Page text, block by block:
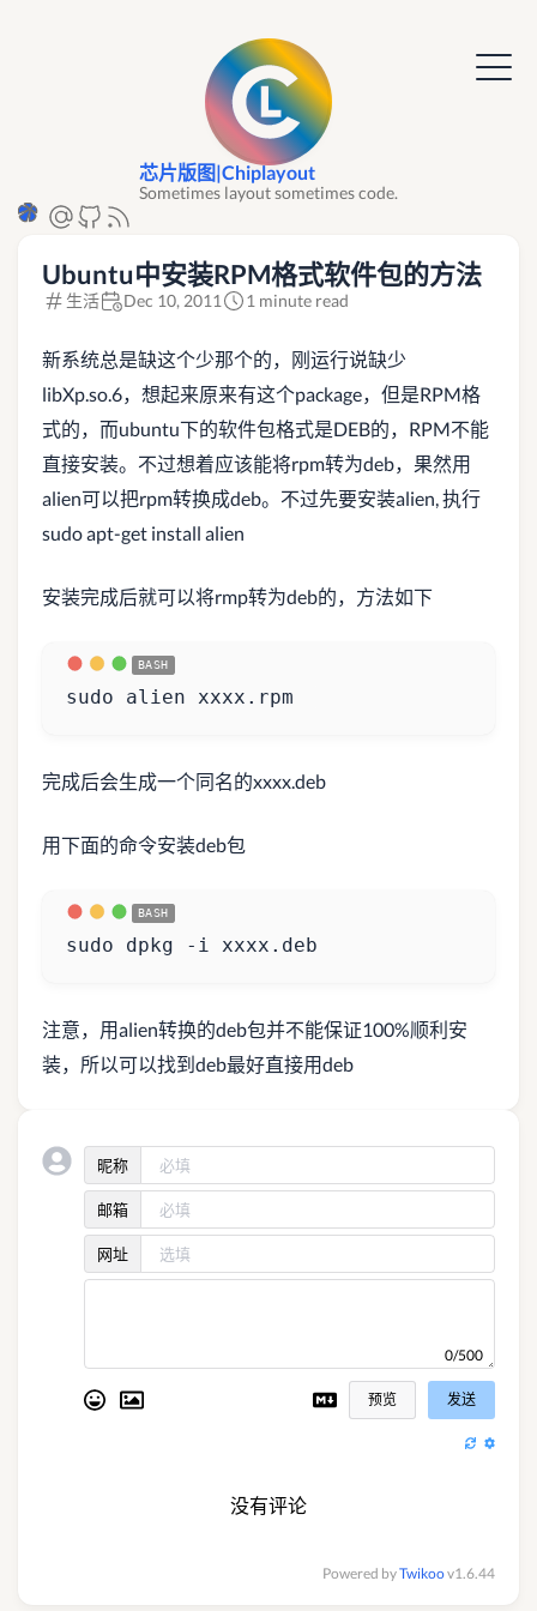
芯片版图|Chiplayout
Sometimes layout sometimes code.
Ubuntu中安装RPM格式软件包的方法
生活 Dec 10, 2011 1 minute read
新系统总是缺这个少那个的，刚运行说缺少
libXp.so.6，想起来原来有这个package，但是RPM格
式的，而ubuntu下的软件包格式是DEB的，RPM不能
直接安装。不过想着应该能将rpm转为deb，果然用
alien可以把rpm转换成deb。不过先要安装alien, 执行
sudo apt-get install alien
安装完成后就可以将rmp转为deb的，方法如下
sudo alien xxxx.rpm
完成后会生成一个同名的xxxx.deb
用下面的命令安装deb包
sudo dpkg -i xxxx.deb
注意，用alien转换的deb包并不能保证100%顺利安
装，所以可以找到deb最好直接用deb
昵称
邮箱
网址
0/500
预览 发送
没有评论
Powered byTwikoov1.6.44